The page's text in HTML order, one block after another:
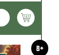
8+